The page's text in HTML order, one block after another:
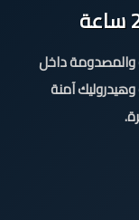
داخل
آمنة